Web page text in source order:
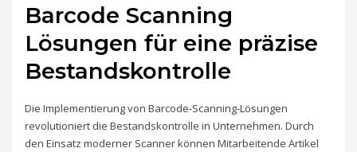
Barcode Scanning
Lösungen für eine präzise
Bestandskontrolle
Die Implementierung von Barcode-Scanning-Lösungen
revolutioniert die Bestandskontrolle in Unternehmen. Durch
den Einsatz moderner Scanner können Mitarbeitende Artikel